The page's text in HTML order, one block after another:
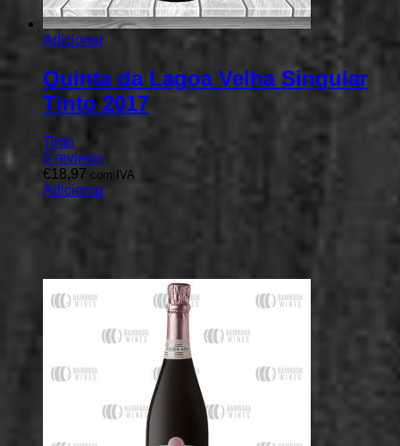
Adicionar
Quinta da Lagoa Velha Singular
Tinto 2017
Tinto
0 reviews
€18,97 com IVA
Adicionar